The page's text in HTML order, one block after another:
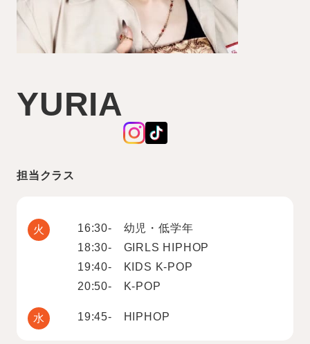
YURIA
担当クラス
火
16:30- 幼児・低学年
18:30- GIRLS HIPHOP
19:40- KIDS K-POP
20:50- K-POP
水 19:45- HIPHOP